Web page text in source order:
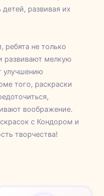
развивая их
ребята не только
развивают мелкую
улучшению
того, раскраски
воображение.
с Кондором и
творчества!